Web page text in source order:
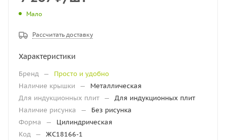
Мало
Рассчитать доставку
Характеристики
Бренд —
Просто и удобно
Наличие крышки
—
Металлическая
Для индукционных плит —
Для индукционных плит
Наличие рисунка
—
Без рисунка
Форма
—
Цилиндрическая
Код — ЖС18166-1